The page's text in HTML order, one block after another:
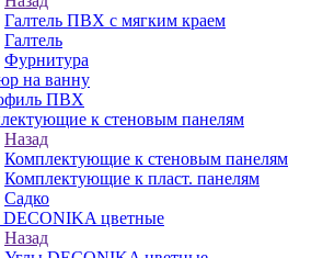
Галтель ПВХ с мягким краем
Галтель
Фурнитура
на ванну
ПВХ
к стеновым панелям
Назад
Комплектующие к стеновым панелям
Комплектующие к пласт. панелям
Садко
цветные
Назад